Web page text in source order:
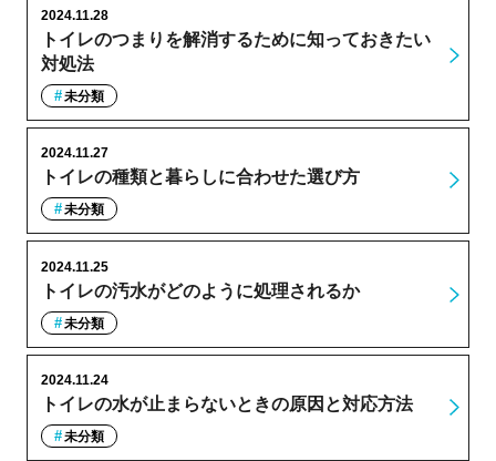
トイレのつまりを解消するために知っておきたい
対処法
2024.11.28
未分類
トイレの種類と暮らしに合わせた選び方
2024.11.27
未分類
トイレの汚水がどのように処理されるか
2024.11.25
未分類
トイレの水が止まらないときの原因と対応方法
2024.11.24
未分類